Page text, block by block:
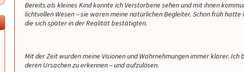
Bereits als kleines Kind konnte ich Verstorbene sehen und mit ihnen
lichtvollen Wesen – sie waren meine natürlichen Begleiter. Schon früh hatte
die sich später in der Realität bestätigten.
Mit der Zeit wurden meine Visionen und Wahrnehmungen immer klarer. Ich
deren Ursachen zu erkennen – und aufzulösen.